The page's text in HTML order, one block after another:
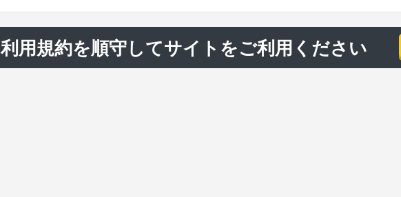
利用規約を順守してサイトをご利用ください